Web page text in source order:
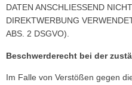
DATEN ANSCHLIESSEND
DIREKTWERBUNG
ABS. 2 DSGVO).
Beschwerde­recht bei der
Im Falle von Verstößen gegen